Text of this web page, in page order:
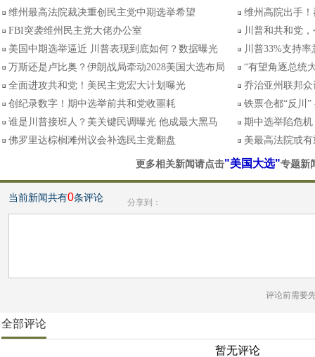
维州最高法院裁决重创民主党中期选举希望
维州高院出手
FBI突袭维州民主党大佬办公室
川普和共和党
美国中期选举逼近 川普表现到底如何？数据曝光
川普33%支持
万斯还是卢比奥？伊朗战局牵动2028美国大选布局
“有望角逐总统
全面进攻共和党！美民主党宏大计划曝光
乔治亚州联邦
创纪录数字！期中选举前共和党收噩耗
铁票仓都“反川
谁是川普接班人？美关键民调曝光 他成最大黑马
期中选举陷危
佛罗里达棕榈滩州议会补选民主党翻盘
美最高法院或
更多相关新闻请点击"美国大选"专题新
当前新闻共有0条评论 分享到：
评论前需要
全部评论
暂无评论